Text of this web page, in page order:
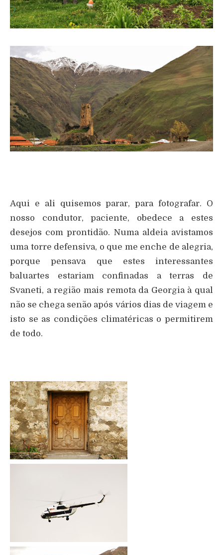
Aqui e ali quisemos parar, para fotografar. O
nosso condutor, paciente, obedece a estes
desejos com prontidão. Numa aldeia avistamos
uma torre defensiva, o que me enche de alegria,
porque pensava que estes interessantes
baluartes estariam confinadas a terras de
Svaneti, a região mais remota da Georgia à qual
não se chega senão após vários dias de viagem e
isto se as condições climatéricas o permitirem
de todo.